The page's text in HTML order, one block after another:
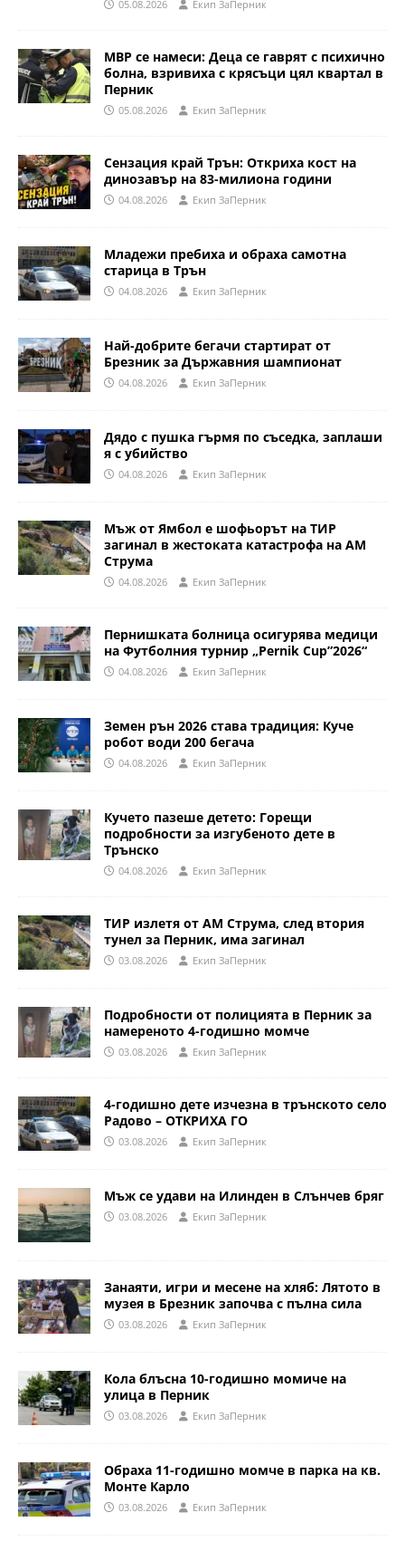
05.08.2026 Eкип ЗаПерник
МВР се намеси: Деца се гаврят с психично
болна, взривиха с крясъци цял квартал в
Перник
05.08.2026 Eкип ЗаПерник
Сензация край Трън: Откриха кост на
динозавър на 83-милиона години
04.08.2026 Eкип ЗаПерник
Младежи пребиха и обраха самотна
старица в Трън
04.08.2026 Eкип ЗаПерник
Най-добрите бегачи стартират от
Брезник за Държавния шампионат
04.08.2026 Eкип ЗаПерник
Дядо с пушка гърмя по съседка, заплаши
я с убийство
04.08.2026 Eкип ЗаПерник
Мъж от Ямбол е шофьорът на ТИР
загинал в жестоката катастрофа на АМ
Струма
04.08.2026 Eкип ЗаПерник
Пернишката болница осигурява медици
на Футболния турнир „Pernik Cup”2026“
04.08.2026 Eкип ЗаПерник
Земен рън 2026 става традиция: Куче
робот води 200 бегача
04.08.2026 Eкип ЗаПерник
Кучето пазеше детето: Горещи
подробности за изгубеното дете в
Трънско
04.08.2026 Eкип ЗаПерник
ТИР излетя от АМ Струма, след втория
тунел за Перник, има загинал
03.08.2026 Eкип ЗаПерник
Подробности от полицията в Перник за
намереното 4-годишно момче
03.08.2026 Eкип ЗаПерник
4-годишно дете изчезна в трънското село
Радово – ОТКРИХА ГО
03.08.2026 Eкип ЗаПерник
Мъж се удави на Илинден в Слънчев бряг
03.08.2026 Eкип ЗаПерник
Занаяти, игри и месене на хляб: Лятото в
музея в Брезник започва с пълна сила
03.08.2026 Eкип ЗаПерник
Кола блъсна 10-годишно момиче на
улица в Перник
03.08.2026 Eкип ЗаПерник
Обраха 11-годишно момче в парка на кв.
Монте Карло
03.08.2026 Eкип ЗаПерник